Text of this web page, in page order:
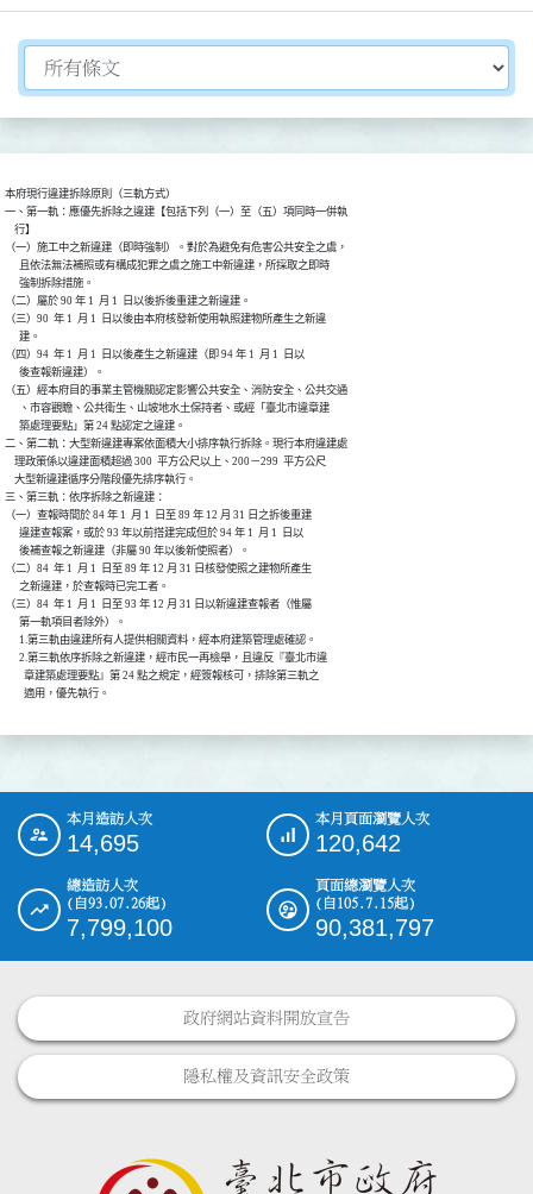
切換選擇法規資訊內容
本府現行違建拆除原則（三軌方式）
一、第一軌：應優先拆除之違建【包括下列（一）至（五）項同時一併執
    行】
（一）施工中之新違建（即時強制）。對於為避免有危害公共安全之虞，
      且依法無法補照或有構成犯罪之虞之施工中新違建，所採取之即時
      強制拆除措施。
（二）屬於 90 年 1  月 1  日以後拆後重建之新違建。
（三）90  年 1  月 1  日以後由本府核發新使用執照建物所產生之新違
      建。
（四）94  年 1  月 1  日以後產生之新違建（即 94 年 1  月 1  日以
      後查報新違建）。
（五）經本府目的事業主管機關認定影響公共安全、消防安全、公共交通
      、市容觀瞻、公共衛生、山坡地水土保持者、或經「臺北市違章建
      築處理要點」第 24 點認定之違建。
二、第二軌：大型新違建專案依面積大小排序執行拆除。現行本府違建處
    理政策係以違建面積超過 300  平方公尺以上、200－299  平方公尺
    大型新違建循序分階段優先排序執行。
三、第三軌：依序拆除之新違建：
（一）查報時間於 84 年 1  月 1  日至 89 年 12 月 31 日之拆後重建
      違建查報案，或於 93 年以前搭建完成但於 94 年 1  月 1  日以
      後補查報之新違建（非屬 90 年以後新使照者）。
（二）84  年 1  月 1  日至 89 年 12 月 31 日核發使照之建物所產生
      之新違建，於查報時已完工者。
（三）84  年 1  月 1  日至 93 年 12 月 31 日以新違建查報者（惟屬
      第一軌項目者除外）。
      1.第三軌由違建所有人提供相關資料，經本府建築管理處確認。
      2.第三軌依序拆除之新違建，經市民一再檢舉，且違反『臺北市違
        章建築處理要點』第 24 點之規定，經簽報核可，排除第三軌之
        適用，優先執行。
::: 本月造訪人次
14,695
本月頁面瀏覽人次
120,642
總造訪人次
(自93.07.26起)
7,799,100
頁面總瀏覽人次
(自105.7.15起)
90,381,797
政府網站資料開放宣告
隱私權及資訊安全政策